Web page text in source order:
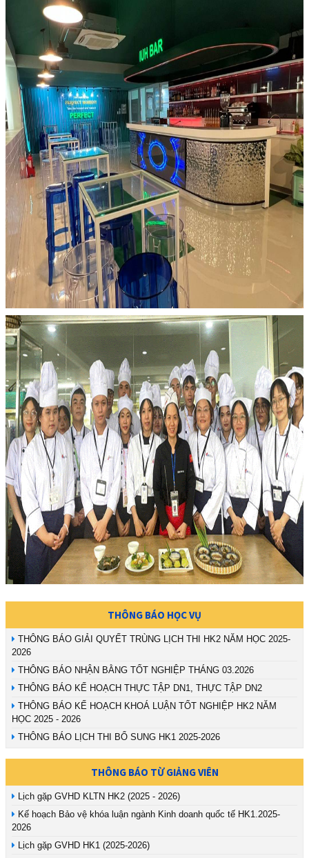
THÔNG BÁO HỌC VỤ
THÔNG BÁO GIẢI QUYẾT TRÙNG LỊCH THI HK2 NĂM HỌC 2025-
2026
THÔNG BÁO NHẬN BẰNG TỐT NGHIỆP THÁNG 03.2026
THÔNG BÁO KẾ HOẠCH THỰC TẬP DN1, THỰC TẬP DN2
THÔNG BÁO KẾ HOẠCH KHOÁ LUẬN TỐT NGHIỆP HK2 NĂM
HỌC 2025 - 2026
THÔNG BÁO LỊCH THI BỔ SUNG HK1 2025-2026
THÔNG BÁO TỪ GIẢNG VIÊN
Lịch gặp GVHD KLTN HK2 (2025 - 2026)
Kế hoạch Bảo vệ khóa luận ngành Kinh doanh quốc tế HK1.2025-
2026
Lịch gặp GVHD HK1 (2025-2026)